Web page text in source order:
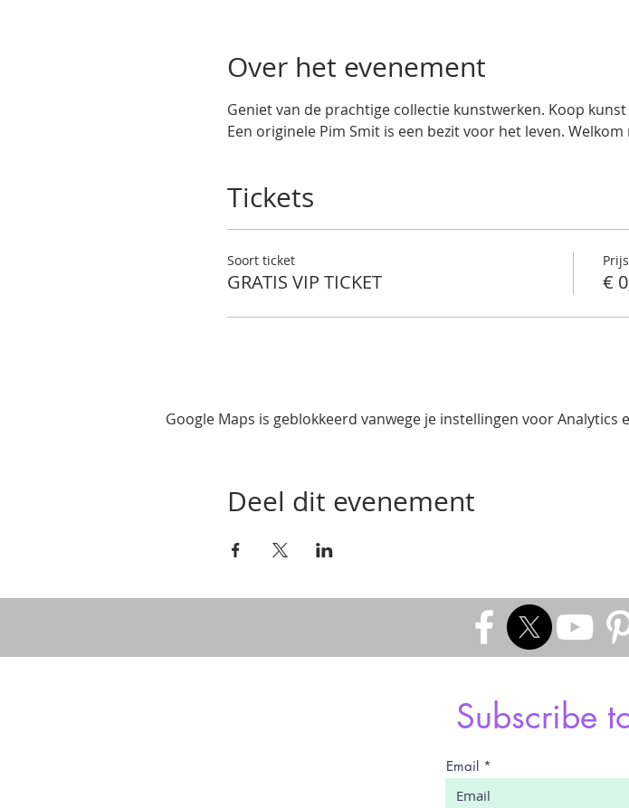
Over het evenement
Geniet van de prachtige collectie kunstwerken. Koop
Een originele Pim Smit is een bezit voor het leven.
Tickets
Soort ticket
GRATIS VIP TICKET
Prijs
€
Google Maps is geblokkeerd vanwege je instellingen voor Analytics
Deel dit evenement
Subscribe
Email